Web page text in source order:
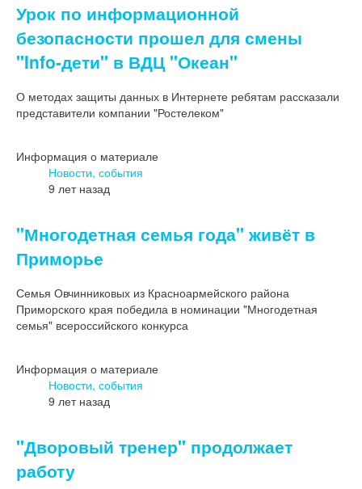
Урок по информационной
безопасности прошел для смены
"Info-дети" в ВДЦ "Океан"
О методах защиты данных в Интернете ребятам рассказали
представители компании "Ростелеком"
Информация о материале
Новости, события
9 лет назад
"Многодетная семья года" живёт в
Приморье
Семья Овчинниковых из Красноармейского района
Приморского края победила в номинации "Многодетная
семья" всероссийского конкурса
Информация о материале
Новости, события
9 лет назад
"Дворовый тренер" продолжает
работу